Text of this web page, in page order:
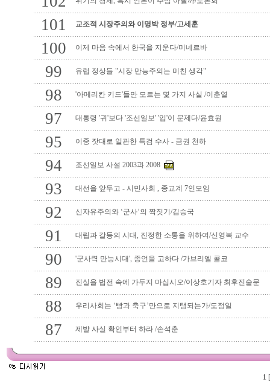
101 교조적 시장주의와 이명박 정부/고세훈
100 이제 마음 속에서 한국을 지운다/미네르바
99 유럽 정상들 "시장 만능주의는 미친 생각"
98 '아메리칸 키드'들만 모르는 몇 가지 사실 /이춘열
97 대통령 '귀'보다 '조선일보' '입'이 문제다/윤효원
95 이중 잣대로 일관한 특검 수사 - 금권 천하
94 조선일보 사설 2003과 2008
93 대선을 앞두고 - 시민사회 , 종교계 7인모임
92 신자유주의와 ‘군사’의 짝짓기/김승국
91 대립과 갈등의 시대, 진정한 소통을 위하여/신영복 교수
90 '군사력 만능시대', 종언을 고하다 /가브리엘 콜코
89 진실을 법전 속에 가두지 마십시오/이상호기자 최후진술문
88 우리사회는 ‘빵과 축구’만으로 지탱되는가/도정일
87 제발 사실 확인부터 하라 /손석춘
1